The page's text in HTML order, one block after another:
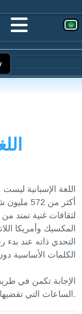
اللغة الإسبانية
أكثر من
لثقافات غنية تمتد
المكسيك وأمريكا
التحدي ذاته عند
الكلمات الأساسية
الإجابة تكمن في